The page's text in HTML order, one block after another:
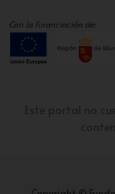
Con la financiación de: